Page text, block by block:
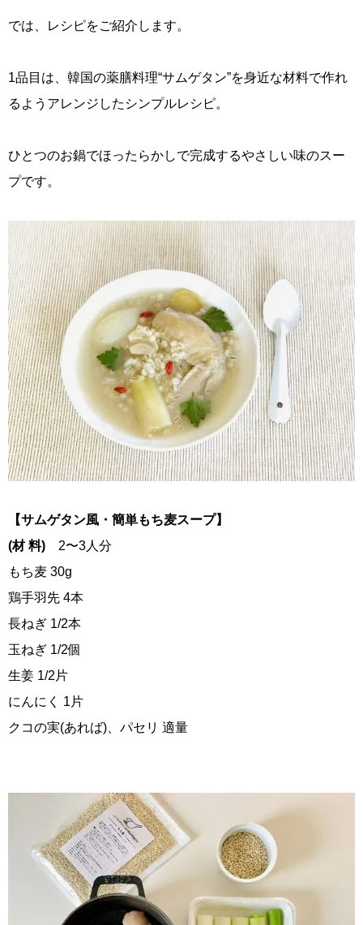
では、レシピをご紹介します。
1品目は、韓国の薬膳料理“サムゲタン”を身近な材料で作れ
るようアレンジしたシンプルレシピ。
ひとつのお鍋でほったらかしで完成するやさしい味のスー
プです。
【サムゲタン風・簡単もち麦スープ】
(材 料) 2〜3人分
もち麦 30g
鶏手羽先 4本
長ねぎ 1/2本
玉ねぎ 1/2個
生姜 1/2片
にんにく 1片
クコの実(あれば)、パセリ 適量